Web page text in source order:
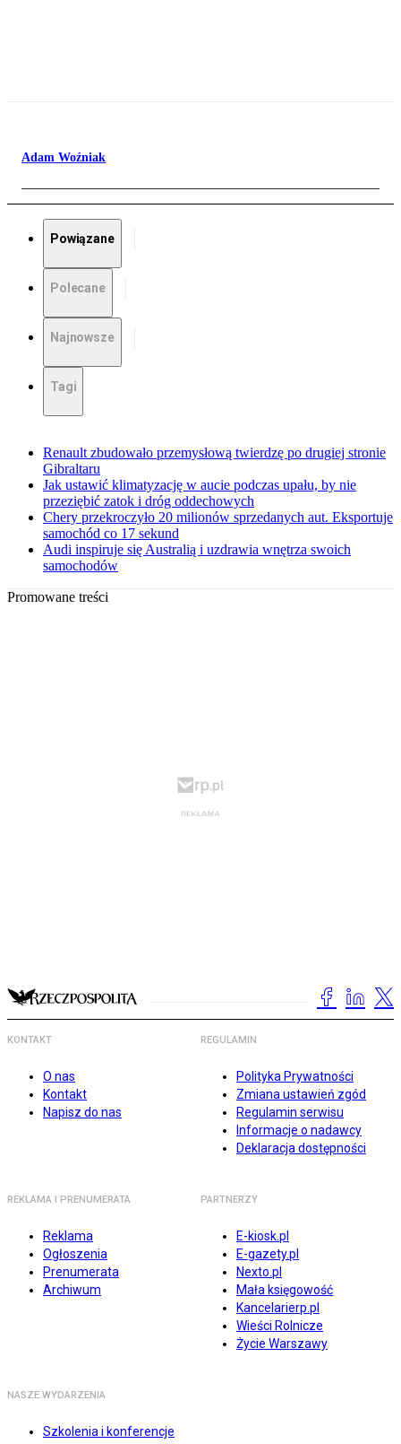
Adam Woźniak
Powiązane
Polecane
Najnowsze
Tagi
Renault zbudowało przemysłową twierdzę po drugiej stronie
Gibraltaru
Jak ustawić klimatyzację w aucie podczas upału, by nie
przeziębić zatok i dróg oddechowych
Chery przekroczyło 20 milionów sprzedanych aut. Eksportuje
samochód co 17 sekund
Audi inspiruje się Australią i uzdrawia wnętrza swoich
samochodów
Promowane treści
KONTAKT
O nas
Kontakt
Napisz do nas
REGULAMIN
Polityka Prywatności
Zmiana ustawień zgód
Regulamin serwisu
Informacje o nadawcy
Deklaracja dostępności
REKLAMA I PRENUMERATA
Reklama
Ogłoszenia
Prenumerata
Archiwum
PARTNERZY
E-kiosk.pl
E-gazety.pl
Nexto.pl
Mała księgowość
Kancelarierp.pl
Wieści Rolnicze
Życie Warszawy
NASZE WYDARZENIA
Szkolenia i konferencje